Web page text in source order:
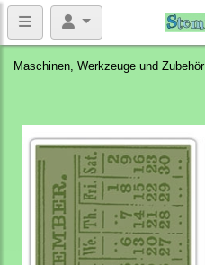
Maschinen, Werkzeuge und Zubehör